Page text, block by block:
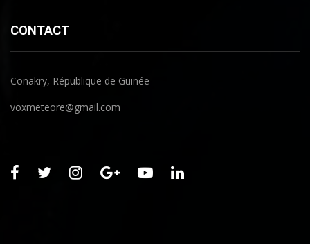
CONTACT
Conakry, République de Guinée
voxmeteore@gmail.com